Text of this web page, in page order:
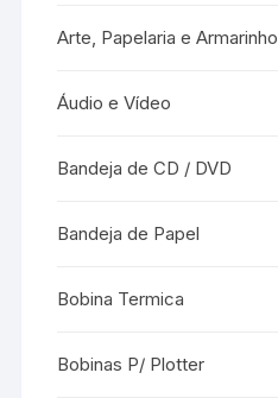
Arte, Papelaria e Armarinho
Áudio e Vídeo
Bandeja de CD / DVD
Bandeja de Papel
Bobina Termica
Bobinas P/ Plotter